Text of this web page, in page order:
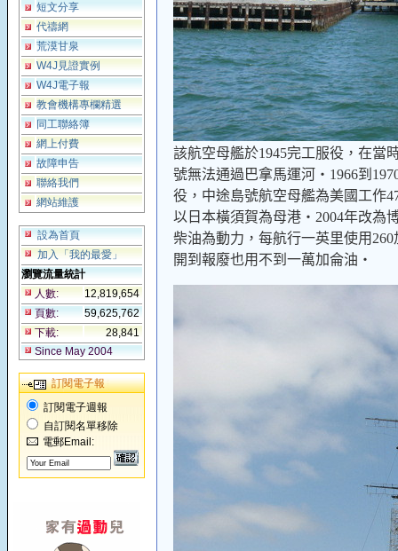
短文分享
代禱網
荒漠甘泉
W4J見證實例
W4J電子報
教會機構專欄精選
同工聯絡簿
網上付費
故障申告
聯絡我們
網站維護
設為首頁
加入「我的最愛」
瀏覽流量統計
人數:
12,819,654
頁數:
59,625,762
下載:
28,841
Since May 2004
訂閱電子報
訂閱電子週報
自訂閱名單移除
電郵Email:
該航空母艦於1945完工服役，在當
號無法通過巴拿馬運河‧ 1966到
役，中途島號航空母艦為美國工作
以日本橫須賀為母港‧ 2004年改為
柴油為動力，每航行一英里使用 260
開到報廢也用不到一萬加侖油‧